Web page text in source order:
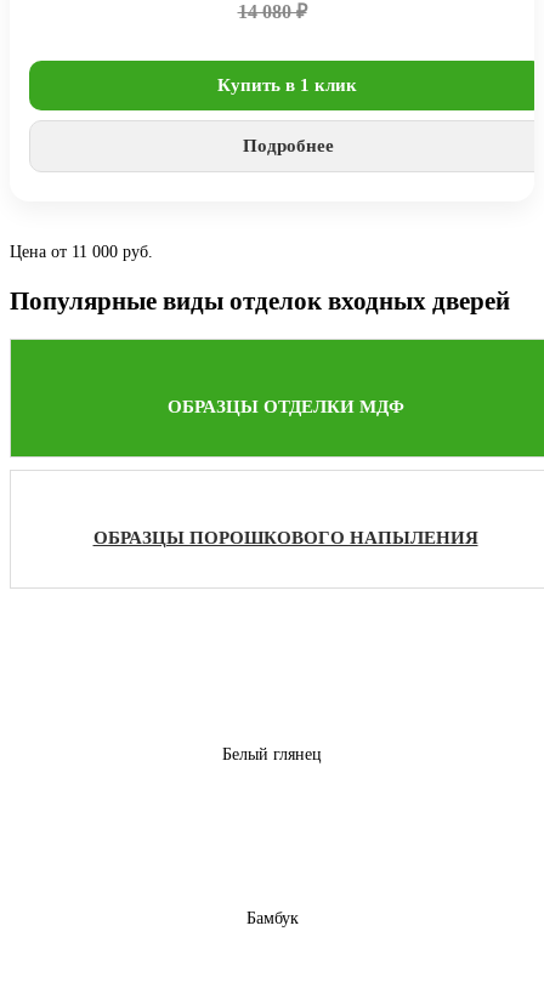
14 080 ₽
Купить в 1 клик
Подробнее
Цена от 11 000 руб.
Популярные виды отделок входных дверей
ОБРАЗЦЫ ОТДЕЛКИ МДФ
ОБРАЗЦЫ ПОРОШКОВОГО НАПЫЛЕНИЯ
Бамбук
Белый глянец